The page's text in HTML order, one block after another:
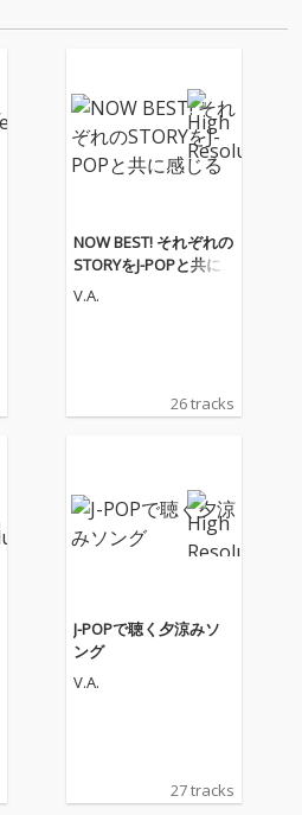
NOW BEST! それぞれの
STORYをJ-POPと共に
感じる
V.A.
26 tracks
J-POPで聴く夕涼みソ
ング
V.A.
27 tracks